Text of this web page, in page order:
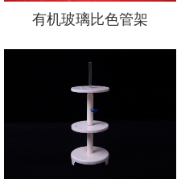
有机玻璃比色管架